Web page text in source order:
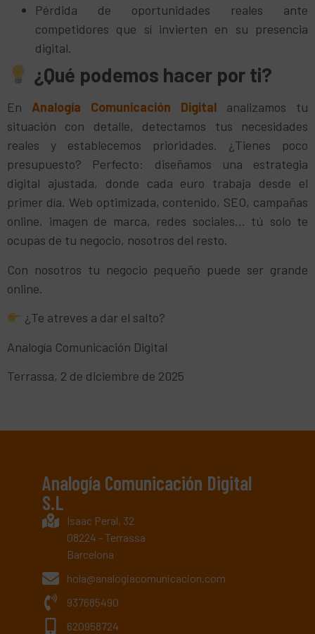
Pérdida de oportunidades reales ante
competidores que sí invierten en su presencia
digital.
¿Qué podemos hacer por ti?
En Analogía Comunicación Digital analizamos tu
situación con detalle, detectamos tus necesidades
reales y establecemos prioridades. ¿Tienes poco
presupuesto? Perfecto: diseñamos una estrategia
digital ajustada, donde cada euro trabaja desde el
primer día. Web optimizada, contenido, SEO, campañas
online, imagen de marca, redes sociales… tú solo te
ocupas de tu negocio, nosotros del resto.
Con nosotros tu negocio pequeño puede ser grande
online.
¿Te atreves a dar el salto?
Analogía Comunicación Digital
Terrassa, 2 de diciembre de 2025
Analogía Comunicación Digital
S.L
Isaac Peral, 32
08224 - Terrassa
Barcelona
hola@analogiacomunicacion.com
937685490
620958724